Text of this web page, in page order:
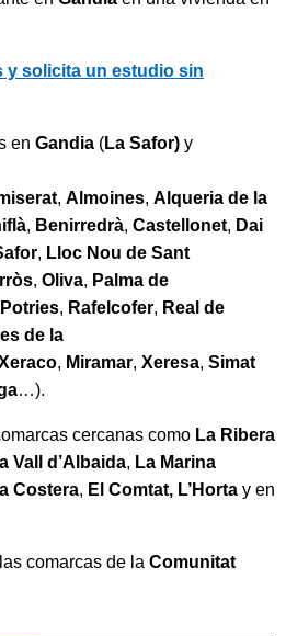
y solicita un estudio sin
en Gandia (La Safor) y
, Almoines, Alqueria de la
, Benirredrà, Castellonet, Dai
, Lloc Nou de Sant
, Oliva, Palma de
Potries, Rafelcofer, Real de
de la
, Miramar, Xeresa, Simat
…).
cercanas como La Ribera
Vall d’Albaida, La Marina
Costera, El Comtat, L’Horta y en
comarcas de la Comunitat